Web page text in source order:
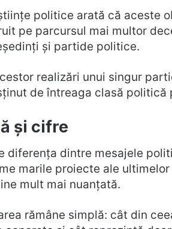
politice arată că aceste
pe parcursul mai multor
și partide politice.
realizări unui singur
de întreaga clasă
și cifre
diferența dintre mesajele
marile proiecte ale
mult mai nuanțată.
rămâne simplă: cât din